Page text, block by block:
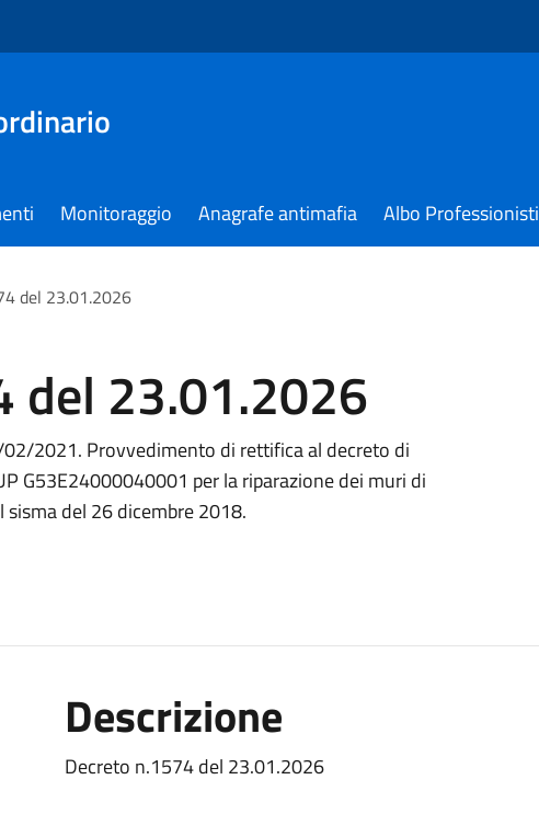
Monitoraggio Anagrafe antimafia Albo Professionisti
del 23.01.2026
del 23.01.2026
2021. Provvedimento di rettifica al decreto di
G53E24000040001 per la riparazione dei muri di
del 26 dicembre 2018.
Descrizione
Decreto n.1574 del 23.01.2026